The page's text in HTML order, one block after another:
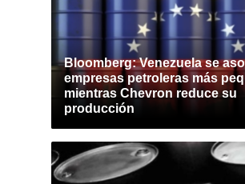
Bloomberg: Venezuela se
empresas petroleras más
mientras Chevron reduce su
producción